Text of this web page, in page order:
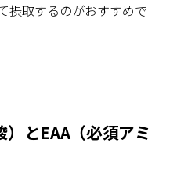
摂取するのがおすすめで
とEAA（必須アミ